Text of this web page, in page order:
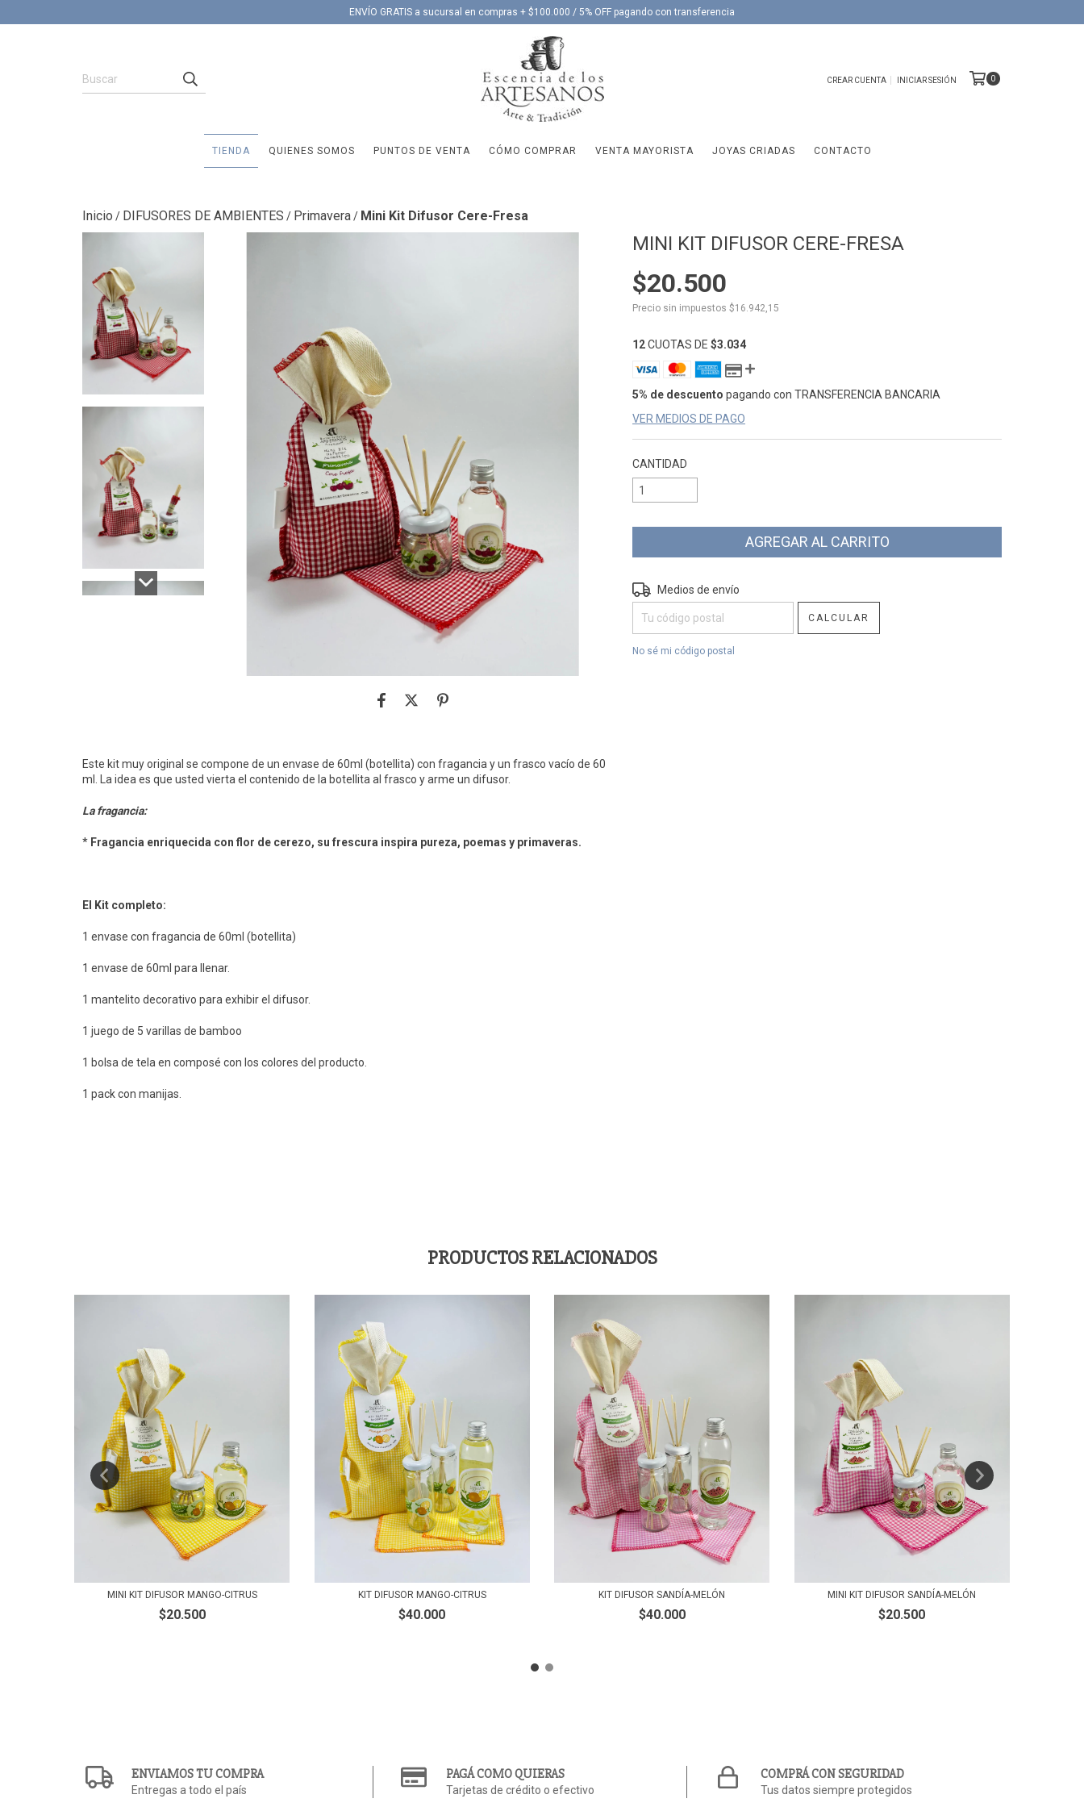
ENVÍO GRATIS a sucursal en compras + $100.000 / 5% OFF pagando con transferencia
CREAR CUENTA INICIAR SESIÓN 0
TIENDA QUIENES SOMOS PUNTOS DE VENTA CÓMO COMPRAR VENTA MAYORISTA JOYAS CRIADAS CONTACTO
Inicio / DIFUSORES DE AMBIENTES / Primavera/ Mini Kit Difusor Cere-Fresa
Este kit muy original se compone de un envase de 60ml (botellita) con fragancia y un frasco vacío de 60
ml. La idea es que usted vierta el contenido de la botellita al frasco y arme un difusor.
La fragancia:
* Fragancia enriquecida con flor de cerezo, su frescura inspira pureza, poemas y primaveras.
El Kit completo:
1 envase con fragancia de 60ml (botellita)
1 envase de 60ml para llenar.
1 mantelito decorativo para exhibir el difusor.
1 juego de 5 varillas de bamboo
1 bolsa de tela en composé con los colores del producto.
1 pack con manijas.
MINI KIT DIFUSOR CERE-FRESA
$20.500
Precio sin impuestos$16.942,15
12CUOTAS DE$3.034
5% de descuento pagando con TRANSFERENCIA BANCARIA
VER MEDIOS DE PAGO
CANTIDAD
Entregas para el CP:
Medios de envío
CALCULAR
No sé mi código postal
PRODUCTOS RELACIONADOS
MINI KIT DIFUSOR MANGO-CITRUS
$20.500
KIT DIFUSOR MANGO-CITRUS
$40.000
KIT DIFUSOR SANDÍA-MELÓN
$40.000
MINI KIT DIFUSOR SANDÍA-MELÓN
$20.500
ENVIAMOS TU COMPRA
Entregas a todo el país
PAGÁ COMO QUIERAS
Tarjetas de crédito o efectivo
COMPRÁ CON SEGURIDAD
Tus datos siempre protegidos